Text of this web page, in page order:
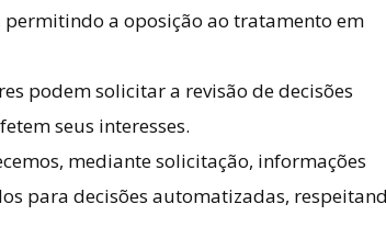
permitindo a oposição ao tratamento em
podem solicitar a revisão de decisões
seus interesses.
mediante solicitação, informações
para decisões automatizadas,